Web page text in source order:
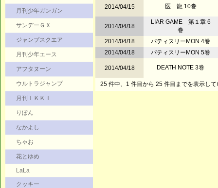
月刊少年ガンガン
サンデーＧＸ
ジャンプスクエア
月刊少年エース
アフタヌーン
ウルトラジャンプ
月刊ＩＫＫＩ
りぼん
なかよし
ちゃお
花とゆめ
LaLa
クッキー
2014/04/15 医 龍 10巻
2014/04/18
LIAR GAME 第１章 6
巻
2014/04/18
パティスリーMON 4巻
2014/04/18
パティスリーMON 5巻
2014/04/18 DEATH NOTE 3巻
25 件中、1 件目から 25 件目までを表示して